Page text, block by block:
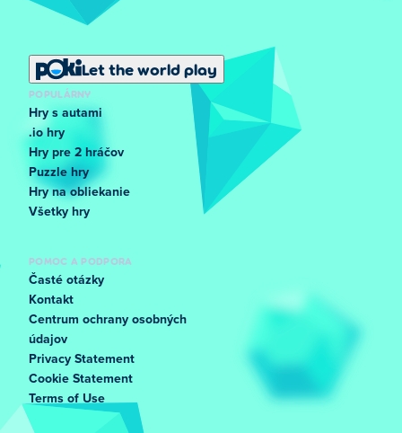
Let the world play
POPULÁRNY
Hry s autami
.io hry
Hry pre 2 hráčov
Puzzle hry
Hry na obliekanie
Všetky hry
POMOC A PODPORA
Časté otázky
Kontakt
Centrum ochrany osobných
údajov
Privacy Statement
Cookie Statement
Terms of Use